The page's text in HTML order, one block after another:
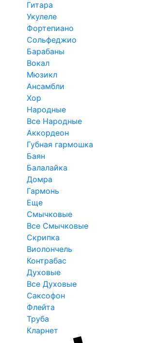
Гитара
Укулеле
Фортепиано
Сольфеджио
Барабаны
Вокал
Мюзикл
Ансамбли
Хор
Народные
Все Народные
Аккордеон
Губная гармошка
Баян
Балалайка
Домра
Гармонь
Еще
Смычковые
Все Смычковые
Скрипка
Виолончель
Контрабас
Духовые
Все Духовые
Саксофон
Флейта
Труба
Кларнет